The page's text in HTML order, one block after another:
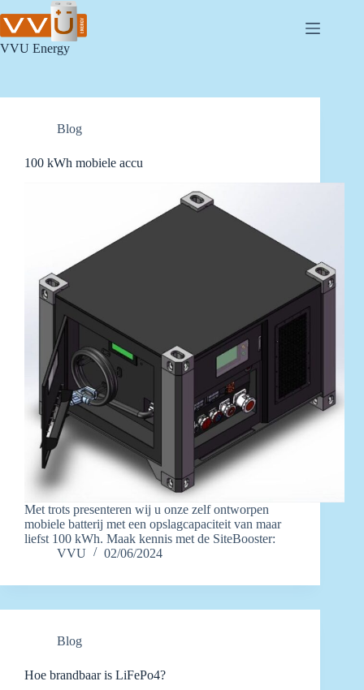
to
content
VVU Energy
Blog
100 kWh mobiele accu
Met trots presenteren wij u onze zelf ontworpen
mobiele batterij met een opslagcapaciteit van maar
liefst 100 kWh. Maak kennis met de SiteBooster:
VVU
02/06/2024
Blog
Hoe brandbaar is LiFePo4?